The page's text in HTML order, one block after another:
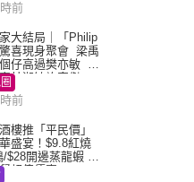
前
大結局｜「Philip
喜現身聚會 梁禹
仔高過樊亦敏 超
林淑敏許家傑
前
樓推「平民價」
盛宴！$9.8紅燒
/$28開邊蒸龍蝦 3
超值優惠